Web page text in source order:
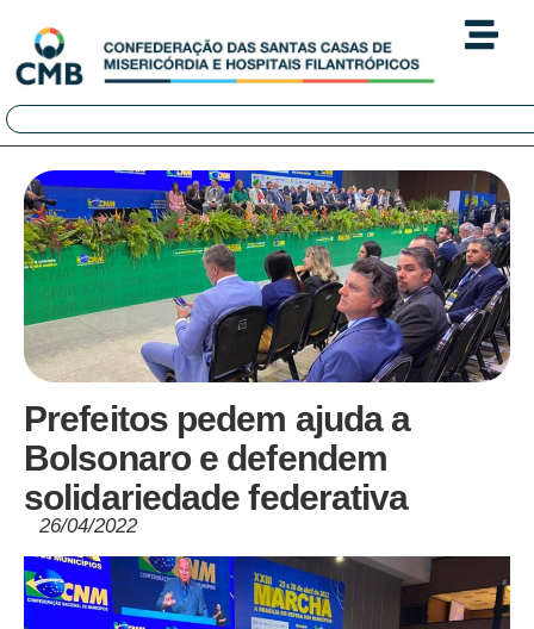
Prefeitos pedem ajuda a
Bolsonaro e defendem
solidariedade federativa
26/04/2022